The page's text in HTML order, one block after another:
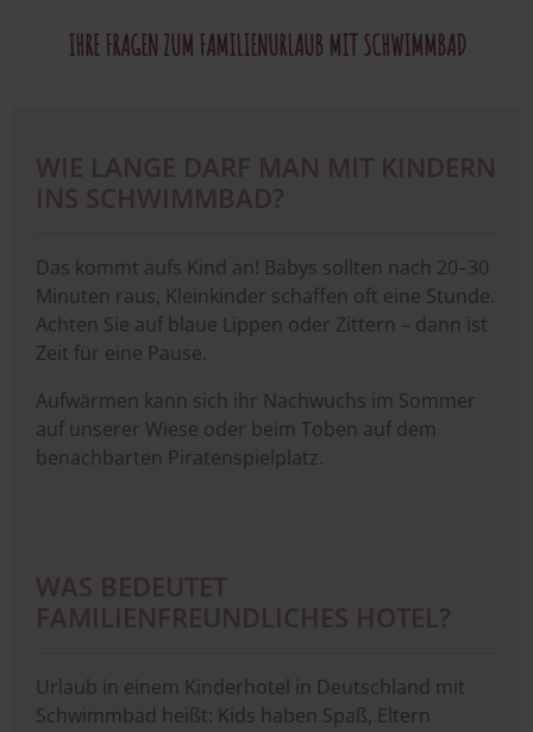
IHRE FRAGEN ZUM FAMILIENURLAUB MIT SCHWIMMBAD
WIE LANGE DARF MAN MIT KINDERN
INS SCHWIMMBAD?
Das kommt aufs Kind an! Babys sollten nach 20–30
Minuten raus, Kleinkinder schaffen oft eine Stunde.
Achten Sie auf blaue Lippen oder Zittern – dann ist
Zeit für eine Pause.
Aufwärmen kann sich ihr Nachwuchs im Sommer
auf unserer Wiese oder beim Toben auf dem
benachbarten Piratenspielplatz.
WAS BEDEUTET
FAMILIENFREUNDLICHES HOTEL?
Urlaub in einem Kinderhotel in Deutschland mit
Schwimmbad heißt: Kids haben Spaß, Eltern